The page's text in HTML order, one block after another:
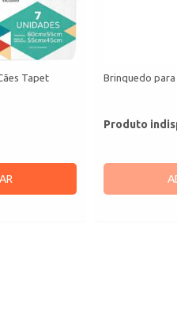
Tapet
Brinquedo para
Produto